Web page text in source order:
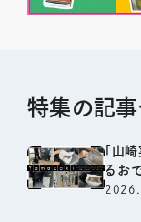
特集の記
「山
るお